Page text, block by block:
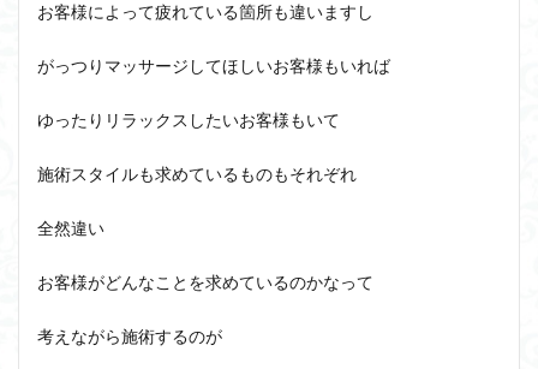
お客様によって疲れている箇所も違いますし
がっつりマッサージしてほしいお客様もいれば
ゆったりリラックスしたいお客様もいて
施術スタイルも求めているものもそれぞれ
全然違い
お客様がどんなことを求めているのかなって
考えながら施術するのが